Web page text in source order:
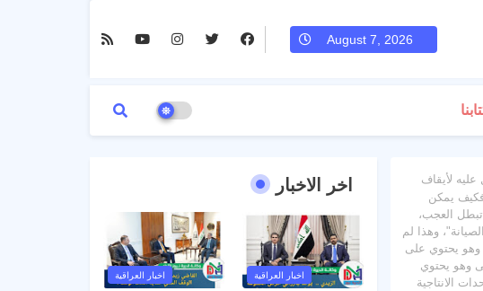
August 7, 2026
لأيقاف
فكيف يمكن
تبطل العجب،
وهذا لم
وهو يحتوي على
وهو يحتوي
الانتاجية
اخر الاخبار
اخبار العراقية اخبار العراقية